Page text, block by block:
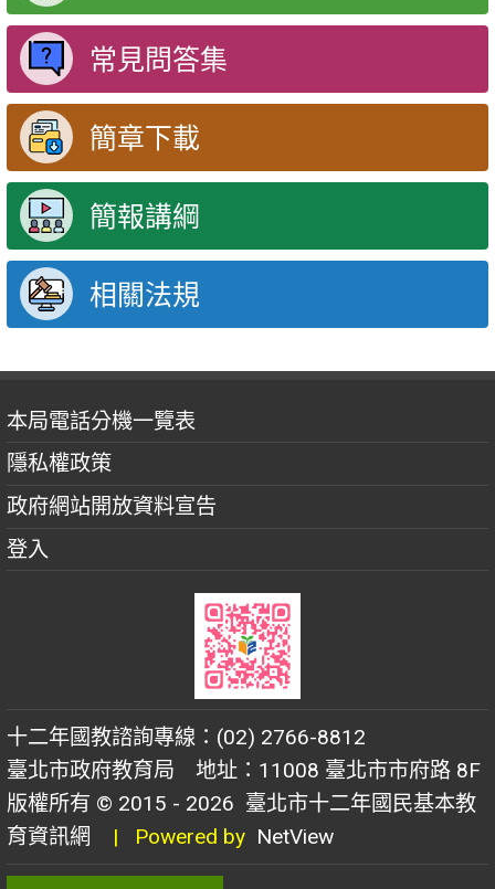
常見問答集
簡章下載
簡報講綱
相關法規
本局電話分機一覽表
隱私權政策
政府網站開放資料宣告
登入
十二年國教諮詢專線：(02) 2766-8812
臺北市政府教育局 地址：11008 臺北市市府路 8F
版權所有 © 2015 - 2026 臺北市十二年國民基本教
育資訊網
| Powered by NetView